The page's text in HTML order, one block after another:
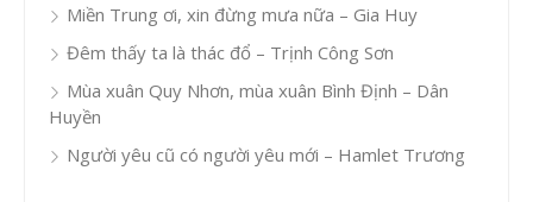
Miền Trung ơi, xin đừng mưa nữa – Gia Huy
Đêm thấy ta là thác đổ – Trịnh Công Sơn
Mùa xuân Quy Nhơn, mùa xuân Bình Định – Dân
Huyền
Người yêu cũ có người yêu mới – Hamlet Trương